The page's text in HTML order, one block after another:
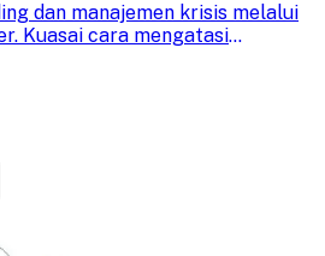
dan manajemen krisis melalui
Kuasai cara mengatasi
bisnis jangka panjang.